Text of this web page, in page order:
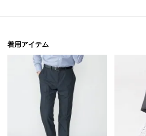
着用アイテム